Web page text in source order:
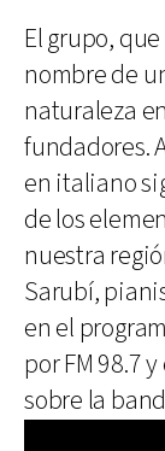
El grupo,
nombre de
naturaleza
fundadores.
en italiano
de los
nuestra
Sarubí,
en el
por FM 98.7
sobre la